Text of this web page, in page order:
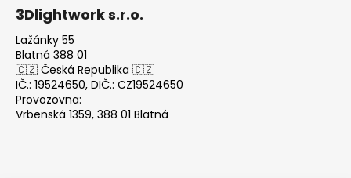
3Dlightwork s.r.o.
Lažánky 55
Blatná 388 01
🇨🇿 Česká Republika 🇨🇿
IČ.: 19524650, DIČ.: CZ19524650
Provozovna:
Vrbenská 1359, 388 01 Blatná